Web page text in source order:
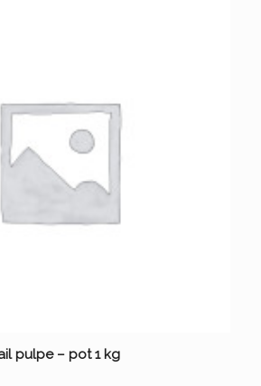
pulpe – pot 1 kg